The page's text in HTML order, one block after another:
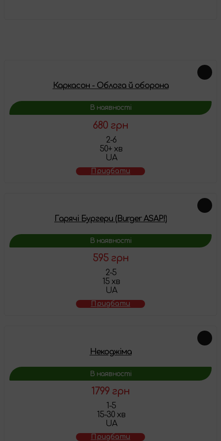
Каркасон - Облога й оборона
В наявності
680 грн
2-6
50+ хв
UA
Придбати
Гарячі Бургери (Burger ASAP!)
В наявності
595 грн
2-5
15 хв
UA
Придбати
Некоджіма
В наявності
1799 грн
1-5
15-30 хв
UA
Придбати